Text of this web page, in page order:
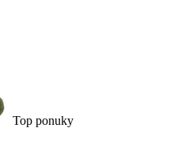
Top ponuky